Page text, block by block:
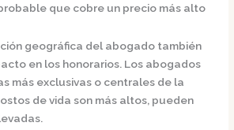
que cobre un precio más alto
geográfica del abogado también
en los honorarios. Los abogados
más exclusivas o centrales de la
de vida son más altos, pueden